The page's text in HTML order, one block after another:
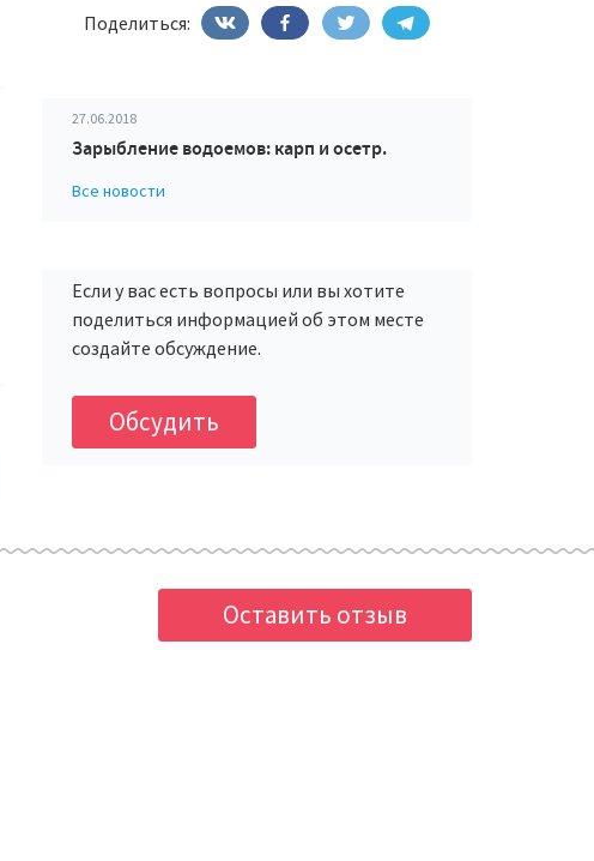
Поделиться:
27.06.2018
Зарыбление водоемов: карп и осетр.
Все новости
Если у вас есть вопросы или вы хотите
поделиться информацией об этом месте
создайте обсуждение.
Обсудить
Оставить отзыв